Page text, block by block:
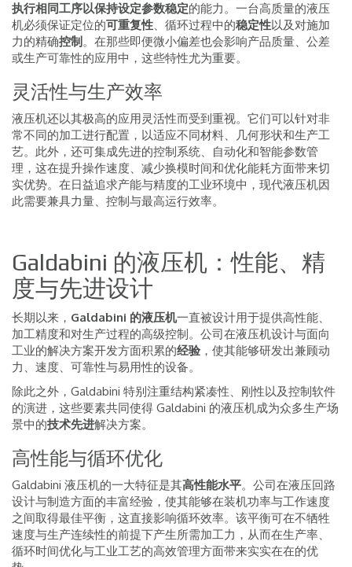
执行相同工序以保持设定参数稳定的能力。一台高质量的液压
机必须保证定位的可重复性 、循环过程中的稳定性以及对施加
力的精确控制。在那些即便微小偏差也会影响产品质量、公差
或生产可靠性的应用中，这些特性尤为重要。
灵活性与生产效率
液压机还以其极高的应用灵活性而受到重视。它们可以针对非
常不同的加工进行配置，以适应不同材料、几何形状和生产工
艺。此外，还可集成先进的控制系统、自动化和智能参数管
理，这在提升操作速度、减少换模时间和优化能耗方面带来切
实优势。在日益追求产能与精度的工业环境中，现代液压机因
此需要兼具力量、控制与最高运行效率。
Galdabini 的液压机：性能、精
度与先进设计
长期以来， Galdabini 的液压机一直被设计用于提供高性能、
加工精度和对生产过程的高级控制。公司在液压机设计与面向
工业的解决方案开发方面积累的经验，使其能够研发出兼顾动
力、速度、可靠性与易用性的设备。
除此之外，Galdabini 特别注重结构紧凑性、刚性以及控制软件
的演进，这些要素共同使得 Galdabini 的液压机成为众多生产场
景中的技术先进解决方案。
高性能与循环优化
Galdabini 液压机的一大特征是其高性能水平。公司在液压回路
设计与制造方面的丰富经验，使其能够在装机功率与工作速度
之间取得最佳平衡，这直接影响循环效率。该平衡可在不牺牲
速度与生产连续性的前提下产生所需加工力，从而在生产率、
循环时间优化与工业工艺的高效管理方面带来实实在在的优